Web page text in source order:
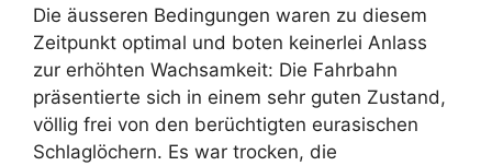
Die äusseren Bedingungen waren zu diesem
Zeitpunkt optimal und boten keinerlei Anlass
zur erhöhten Wachsamkeit: Die Fahrbahn
präsentierte sich in einem sehr guten Zustand,
völlig frei von den berüchtigten eurasischen
Schlaglöchern. Es war trocken, die